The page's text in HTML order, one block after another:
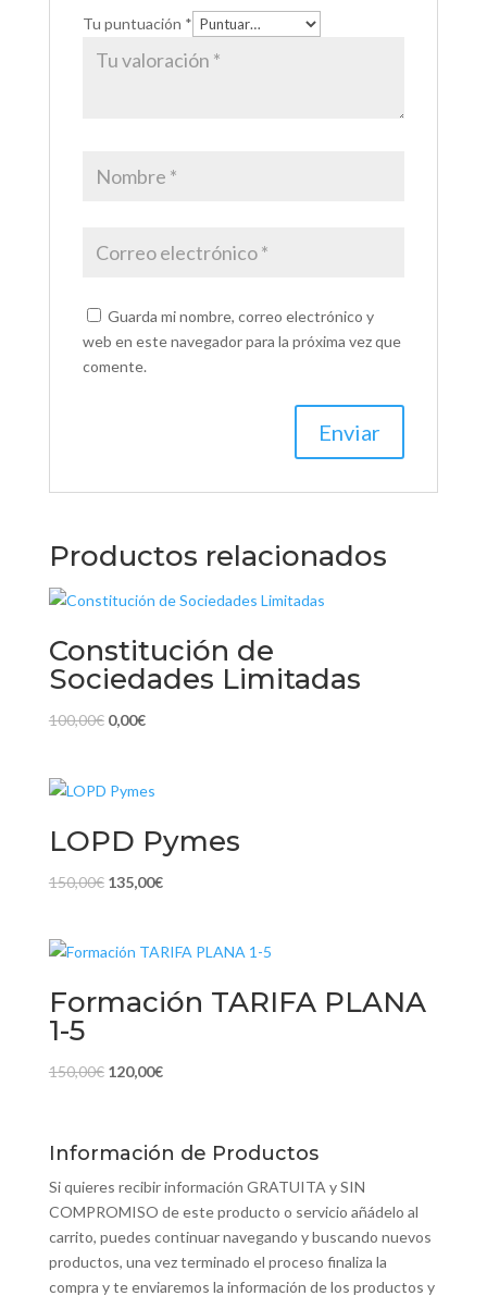
Tu puntuación *
Guarda mi nombre, correo electrónico y
web en este navegador para la próxima vez que
comente.
Productos relacionados
Constitución de
Sociedades Limitadas
100,00€ El
era:
0,00€El
es:
LOPD Pymes
150,00€ El
era:
135,00€El
es:
Formación TARIFA PLANA
1-5
150,00€ El
era:
120,00€El
es:
Información de Productos
Si quieres recibir información GRATUITA y SIN
COMPROMISO de este producto o servicio añádelo al
carrito, puedes continuar navegando y buscando nuevos
productos, una vez terminado el proceso finaliza la
compra y te enviaremos la información de los productos y